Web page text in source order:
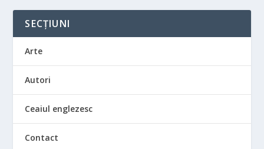
SECȚIUNI
Arte
Autori
Ceaiul englezesc
Contact